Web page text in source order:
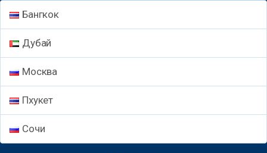
Бангкок
Дубай
Москва
Пхукет
Сочи